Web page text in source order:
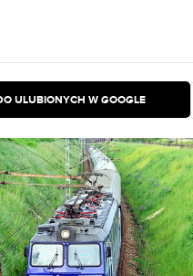
ULUBIONYCH W GOOGLE